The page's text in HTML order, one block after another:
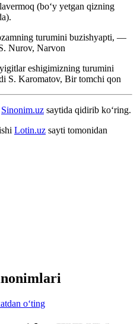
(boʻy yetgan qizning
turumini buzishyapti, —
Nurov, Narvon
eshigimizning turumini
S. Karomatov, Bir tomchi qon
Sinonim.uz saytida qidirib ko‘ring.
Lotin.uz sayti tomonidan
o‘ting